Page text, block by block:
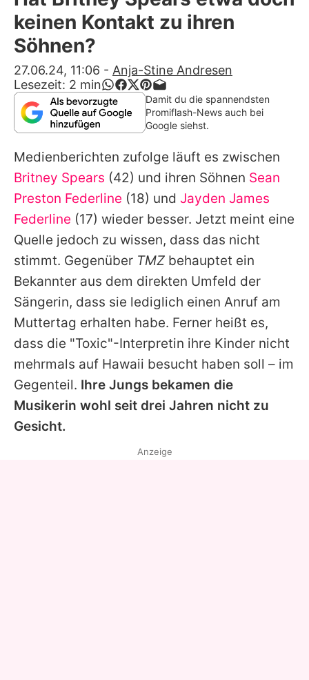
Alle Themen auf Promiflash
App runterladen
Team
Redaktionelle Richtlinien
Impressum
Datenschutzerklärung
Nutzungsbedingungen
Utiq verwalten
keinen Kontakt zu ihren
Söhnen?
27.06.24, 11:06 - Anja-Stine Andresen
Lesezeit: 2 min
Damit du die spannendsten
Promiflash-News auch bei
Google siehst.
Medienberichten zufolge läuft es zwischen
Britney Spears (42) und ihren Söhnen Sean
Preston Federline (18) und Jayden James
Federline (17) wieder besser. Jetzt meint eine
Quelle jedoch zu wissen, dass das nicht
stimmt. Gegenüber TMZ behauptet ein
Bekannter aus dem direkten Umfeld der
Sängerin, dass sie lediglich einen Anruf am
Muttertag erhalten habe. Ferner heißt es,
dass die "Toxic"-Interpretin ihre Kinder nicht
mehrmals auf Hawaii besucht haben soll – im
Gegenteil. Ihre Jungs bekamen die
Musikerin wohl seit drei Jahren nicht zu
Gesicht.
Anzeige